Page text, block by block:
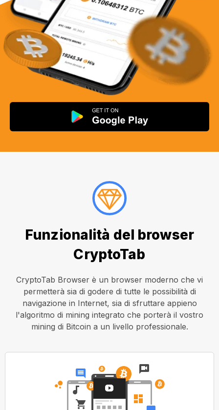
Funzionalità del browser
CryptoTab
CryptoTab Browser è un browser moderno che vi
permetterà sia di godere di tutte le possibilità di
navigazione in Internet, sia di sfruttare appieno
l'algoritmo di mining integrato che porterà il vostro
mining di Bitcoin a un livello professionale.